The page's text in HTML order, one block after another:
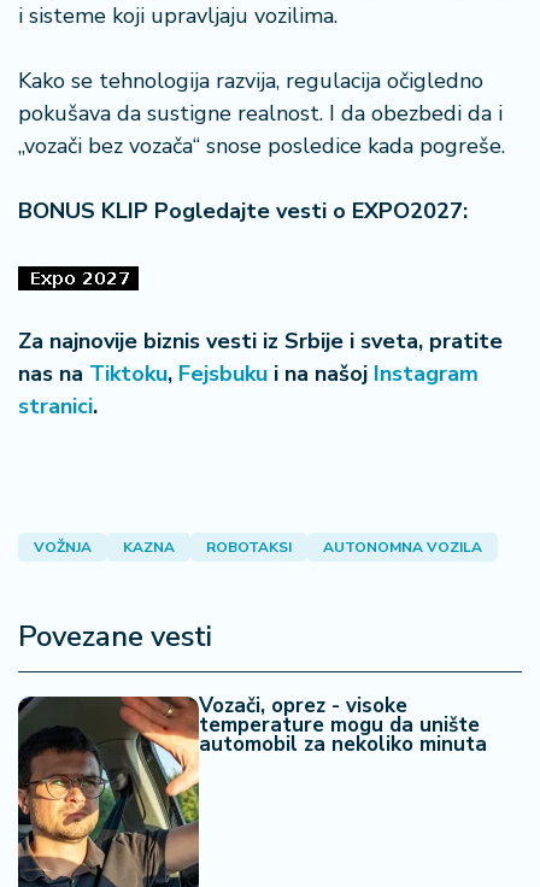
i sisteme koji upravljaju vozilima.
Kako se tehnologija razvija, regulacija očigledno
pokušava da sustigne realnost. I da obezbedi da i
„vozači bez vozača“ snose posledice kada pogreše.
BONUS KLIP Pogledajte vesti o EXPO2027:
Za najnovije biznis vesti iz Srbije i sveta, pratite
nas na Tiktoku, Fejsbuku i na našoj Instagram
stranici.
VOŽNJA KAZNA ROBOTAKSI AUTONOMNA VOZILA
Povezane vesti
Vozači, oprez - visoke
temperature mogu da unište
automobil za nekoliko minuta